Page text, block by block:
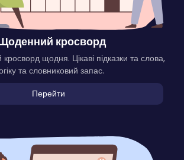
кросворд
щодня. Цікаві підказки та слова,
та словниковий запас.
Перейти